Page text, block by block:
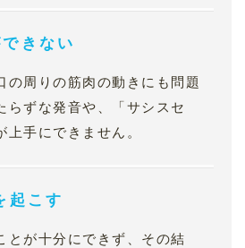
きない
の周りの筋肉の動きにも問題
らずな発音や、「サシスセ
上手にできません。
起こす
とが十分にできず、その結